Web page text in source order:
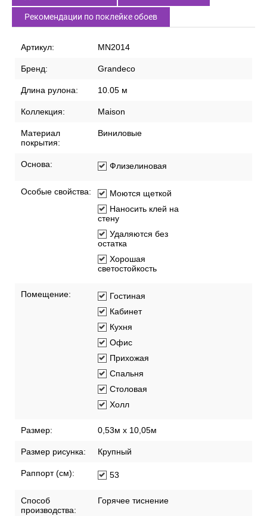
Рекомендации по поклейке обоев
Артикул: MN2014
Бренд: Grandeco
Длина рулона: 10.05 м
Коллекция: Maison
Материал
покрытия:
Виниловые
Основа: Флизелиновая
Особые свойства:
Моются щеткой
Наносить клей на
стену
Удаляются без
остатка
Хорошая
светостойкость
Помещение:
Гостиная
Кабинет
Кухня
Офис
Прихожая
Спальня
Столовая
Холл
Размер: 0,53м x 10,05м
Размер рисунка: Крупный
Раппорт (см): 53
Способ
производства:
Горячее тиснение